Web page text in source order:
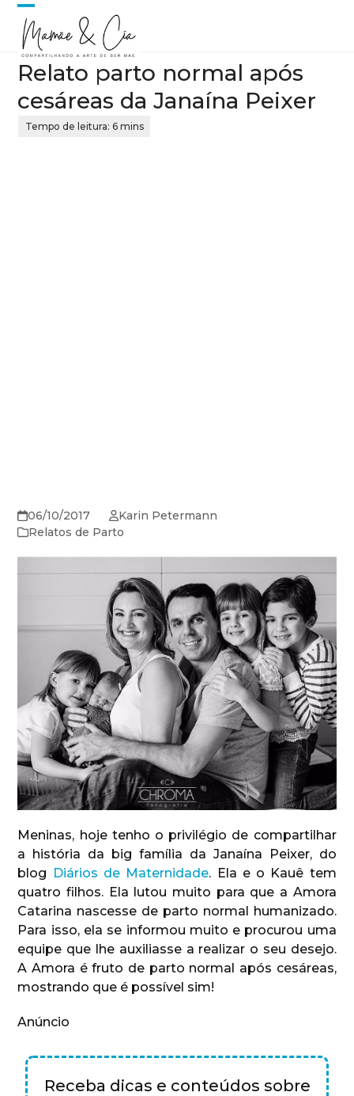
Skip
content
Open
mobile
menu
Close
mobile
menu
Relato parto normal após
cesáreas da Janaína Peixer
06/10/2017
Karin Petermann
Relatos de Parto
Meninas, hoje tenho o privilégio de compartilhar
a história da big família da Janaína Peixer, do
blog Diários de Maternidade. Ela e o Kauê tem
quatro filhos. Ela lutou muito para que a Amora
Catarina nascesse de parto normal humanizado.
Para isso, ela se informou muito e procurou uma
equipe que lhe auxiliasse a realizar o seu desejo.
A Amora é fruto de parto normal após cesáreas,
mostrando que é possível sim!
Anúncio
Receba dicas e conteúdos sobre